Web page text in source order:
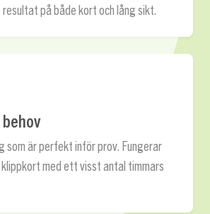
på både kort och lång sikt.
som är perfekt inför prov. Fungerar
med ett visst antal timmars